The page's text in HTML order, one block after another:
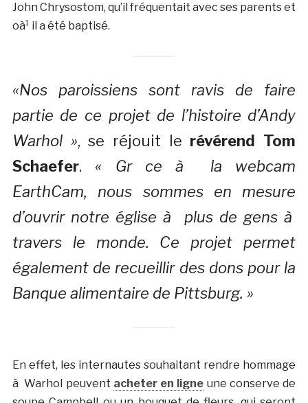
John Chrysostom, qu’il fréquentait avec ses parents et
oà¹ il a été baptisé.
«Nos paroissiens sont ravis de faire
partie de ce projet de l’histoire d’Andy
Warhol », se réjouit le révérend Tom
Schaefer. « Gr ce à la webcam
EarthCam, nous sommes en mesure
d’ouvrir notre église à plus de gens à
travers le monde. Ce projet permet
également de recueillir des dons pour la
Banque alimentaire de Pittsburg. »
En effet, les internautes souhaitant rendre hommage
à Warhol peuvent acheter en ligne une conserve de